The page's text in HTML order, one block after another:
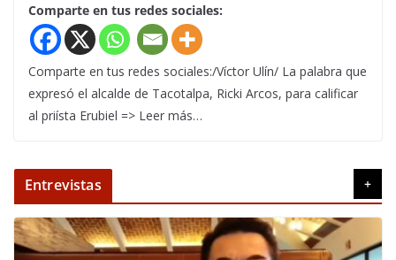
Comparte en tus redes sociales:
Comparte en tus redes sociales:/Víctor Ulín/ La palabra que
expresó el alcalde de Tacotalpa, Ricki Arcos, para calificar
al priísta Erubiel => Leer más…
Entrevistas +